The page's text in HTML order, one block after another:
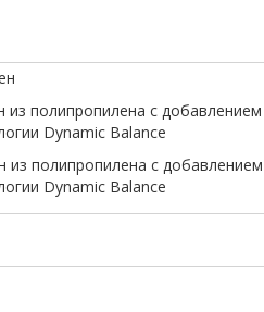
из полипропилена с
Dynamic Balance
из полипропилена с
Dynamic Balance